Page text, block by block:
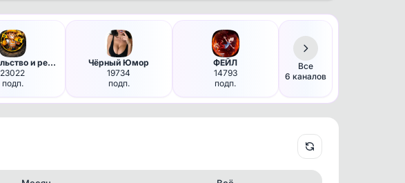
Строительство и ремонт
23022
подп.
Чёрный Юмор
19734
подп.
ФЕЙЛ
14793
подп.
Все
6 каналов